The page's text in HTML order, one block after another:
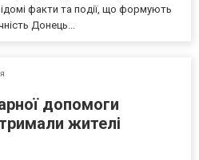
факти та події, що формують
Донець...
допомоги
жителі